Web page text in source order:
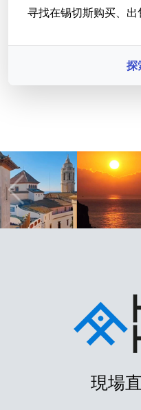
寻找在锡切斯购买、出
探
現場